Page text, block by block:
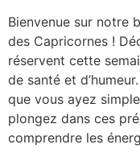
Bienvenue sur notre
des Capricornes !
réservent cette
de santé et
que vous ayez
plongez dans ces
comprendre les